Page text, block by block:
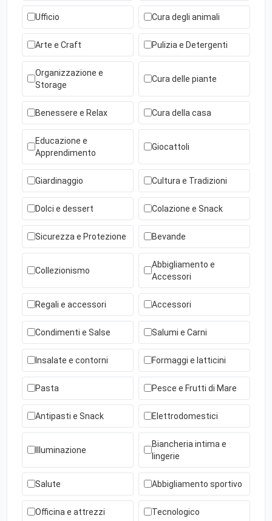
Ufficio Cura degli animali
Arte e Craft Pulizia e Detergenti
Organizzazione e
Storage
Cura delle piante
Benessere e Relax Cura della casa
Educazione e
Apprendimento
Giocattoli
Giardinaggio Cultura e Tradizioni
Dolci e dessert Colazione e Snack
Sicurezza e Protezione Bevande
Collezionismo
Abbigliamento e
Accessori
Regali e accessori Accessori
Condimenti e Salse Salumi e Carni
Insalate e contorni Formaggi e latticini
Pasta Pesce e Frutti di Mare
Antipasti e Snack Elettrodomestici
Illuminazione
Biancheria intima e
lingerie
Salute Abbigliamento sportivo
Officina e attrezzi Tecnologico